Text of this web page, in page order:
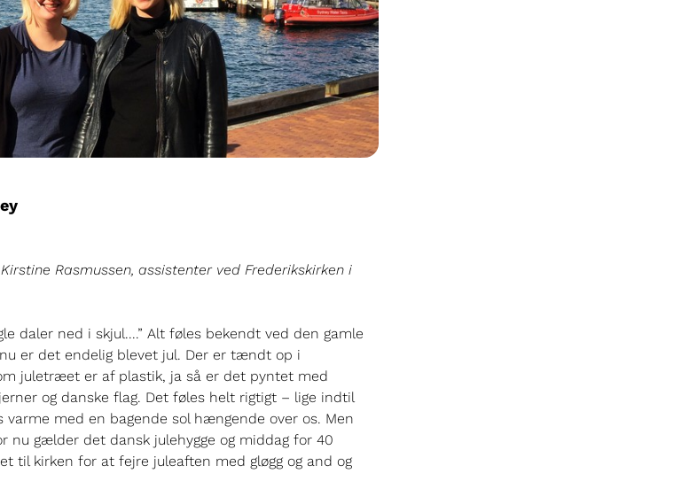
Rasmussen, assistenter ved Frederikskirken i
daler ned i skjul....” Alt føles bekendt ved den gamle
er det endelig blevet jul. Der er tændt op i
juletræet er af plastik, ja så er det pyntet med
og danske flag. Det føles helt rigtigt – lige indtil
med en bagende sol hængende over os. Men
nu gælder det dansk julehygge og middag for 40
til kirken for at fejre juleaften med gløgg og and og